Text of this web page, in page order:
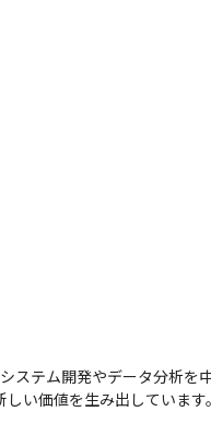
テム開発やデータ分析
い価値を生み出しています。